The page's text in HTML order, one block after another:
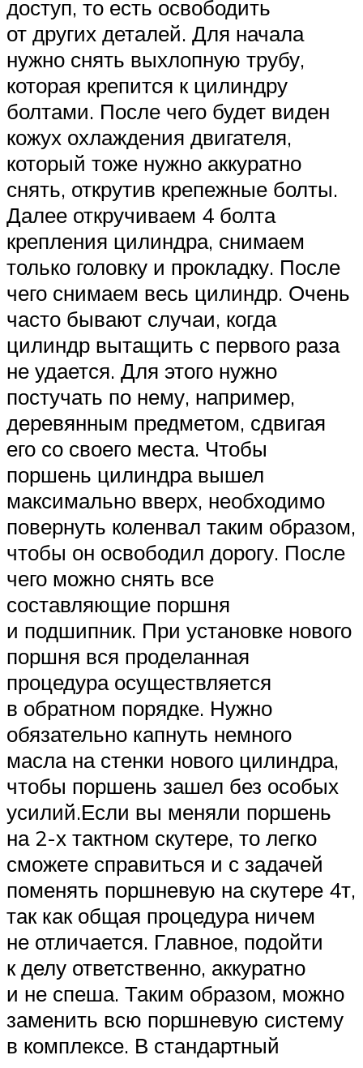
доступ, то есть освободить
от других деталей. Для начала
нужно снять выхлопную трубу,
которая крепится к цилиндру
болтами. После чего будет виден
кожух охлаждения двигателя,
который тоже нужно аккуратно
снять, открутив крепежные болты.
Далее откручиваем 4 болта
крепления цилиндра, снимаем
только головку и прокладку. После
чего снимаем весь цилиндр. Очень
часто бывают случаи, когда
цилиндр вытащить с первого раза
не удается. Для этого нужно
постучать по нему, например,
деревянным предметом, сдвигая
его со своего места. Чтобы
поршень цилиндра вышел
максимально вверх, необходимо
повернуть коленвал таким образом,
чтобы он освободил дорогу. После
чего можно снять все
составляющие поршня
и подшипник. При установке нового
поршня вся проделанная
процедура осуществляется
в обратном порядке. Нужно
обязательно капнуть немного
масла на стенки нового цилиндра,
чтобы поршень зашел без особых
усилий.Если вы меняли поршень
на 2-х тактном скутере, то легко
сможете справиться и с задачей
поменять поршневую на скутере 4т,
так как общая процедура ничем
не отличается. Главное, подойти
к делу ответственно, аккуратно
и не спеша. Таким образом, можно
заменить всю поршневую систему
в комплексе. В стандартный